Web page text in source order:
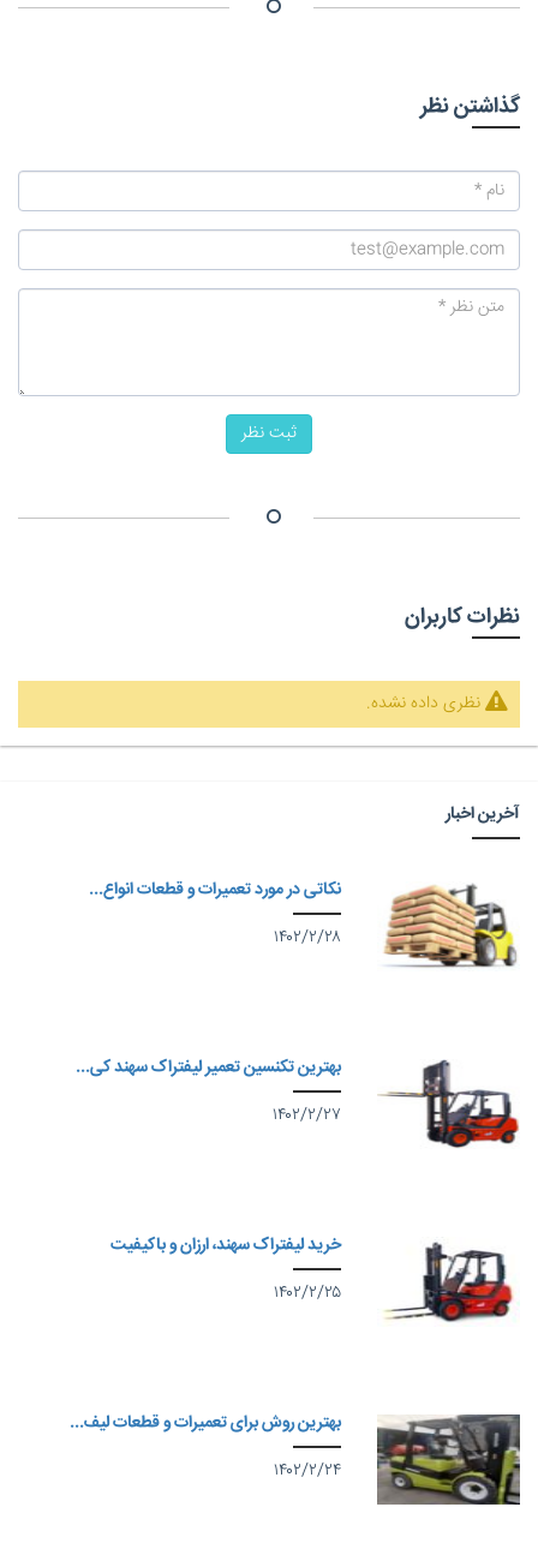
گذاشتن نظر
ثبت نظر
نظرات کاربران
نظری داده نشده.
آخرین اخبار
نکاتی در مورد تعمیرات و قطعات انواع...
۱۴۰۲/۲/۲۸
بهترین تکنسین تعمیر لیفتراک سهند کی...
۱۴۰۲/۲/۲۷
خرید لیفتراک سهند، ارزان و باکیفیت
۱۴۰۲/۲/۲۵
بهترین روش برای تعمیرات و قطعات لیف...
۱۴۰۲/۲/۲۴